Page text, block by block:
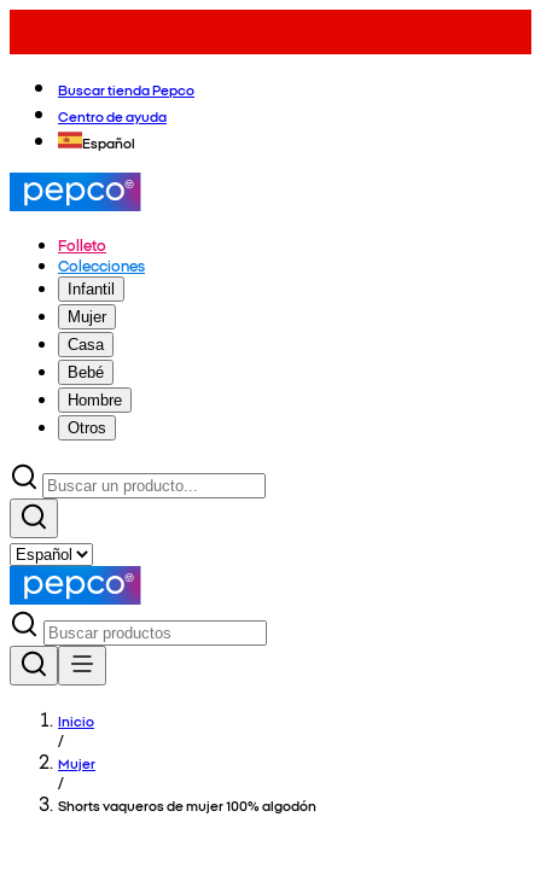
Buscar tienda Pepco
Centro de ayuda
Español
Folleto
Colecciones
Infantil
Mujer
Casa
Bebé
Hombre
Otros
Inicio
/
Mujer
/
Shorts vaqueros de mujer 100% algodón